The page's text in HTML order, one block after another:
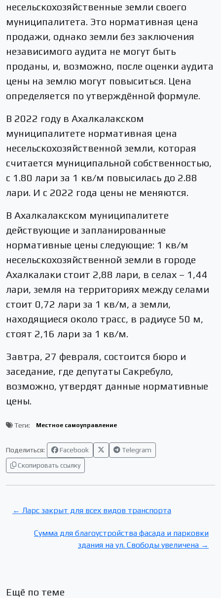
несельскохозяйственные земли своего
муниципалитета. Это нормативная цена
продажи, однако земли без заключения
независимого аудита не могут быть
проданы, и, возможно, после оценки аудита
цены на землю могут повыситься. Цена
определяется по утверждённой формуле.
В 2022 году в Ахалкалакском
муниципалитете нормативная цена
несельскохозяйственной земли, которая
считается муниципальной собственностью,
с 1.80 лари за 1 кв/м повысилась до 2.88
лари. И с 2022 года цены не меняются.
В Ахалкалакском муниципалитете
действующие и запланированные
нормативные цены следующие: 1 кв/м
несельскохозяйственной земли в городе
Ахалкалаки стоит 2,88 лари, в селах – 1,44
лари, земля на территориях между селами
стоит 0,72 лари за 1 кв/м, а земли,
находящиеся около трасс, в радиусе 50 м,
стоят 2,16 лари за 1 кв/м.
Завтра, 27 февраля, состоится бюро и
заседание, где депутаты Сакребуло,
возможно, утвердят данные нормативные
цены.
Теги: Местное самоуправление
Поделиться: Facebook
Telegram
Скопировать ссылку
← Ларс закрыт для всех видов транспорта
Сумма для благоустройства фасада и парковки
здания на ул. Свободы увеличена →
Ещё по теме